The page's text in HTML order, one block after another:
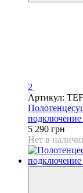
2
Артикул:
подключение
5 290 грн
Нет в